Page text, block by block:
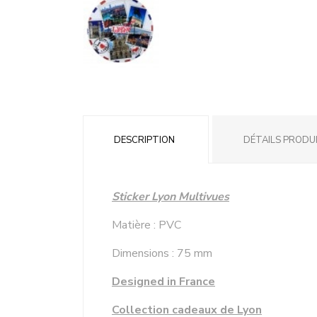
DESCRIPTION DÉTAILS
Sticker Lyon Multivues
Matière : PVC
Dimensions : 75 mm
Designed in France
Collection cadeaux de Lyon